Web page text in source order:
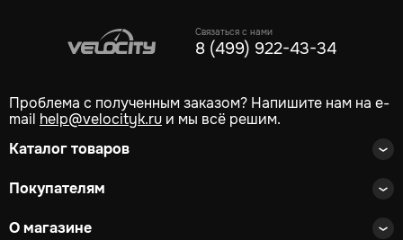
Связаться с нами
8 (499) 922-43-34
Проблема с полученным заказом? Напишите нам на e-
mail help@velocityk.ru и мы всё решим.
Каталог товаров
Покупателям
О магазине